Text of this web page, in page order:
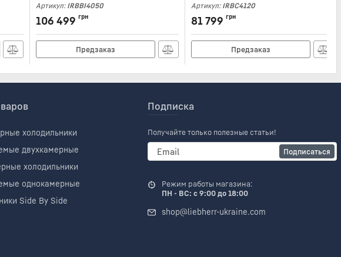
Артикул: IRBBI4050
106 499 грн
Предзаказ
Артикул: IRBC4120
81 799 грн
Предзаказ
холодильники
двухкамерные
холодильники
однокамерные
Side By Side
Подписка
Получайте только полезные статьи!
Подписаться
Режим работы магазина:
ПН - ВС: с 9:00 до 18:00
shop@liebherr-ukraine.com